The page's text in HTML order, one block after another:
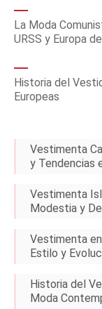
La Moda
URSS y Europa
Historia del
Europeas
Vestimenta
y Tendencias
Vestimenta
Modestia y
Vestimenta
Estilo y
Historia del
Moda